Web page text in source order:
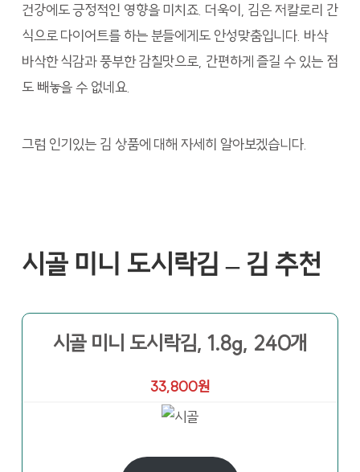
건강에도 긍정적인 영향을 미치죠. 더욱이, 김은 저칼로리 간
식으로 다이어트를 하는 분들에게도 안성맞춤입니다. 바삭
바삭한 식감과 풍부한 감칠맛으로, 간편하게 즐길 수 있는 점
도 빼놓을 수 없네요.
그럼 인기있는 김 상품에 대해 자세히 알아보겠습니다.
시골 미니 도시락김 – 김 추천
시골 미니 도시락김, 1.8g, 240개
33,800원